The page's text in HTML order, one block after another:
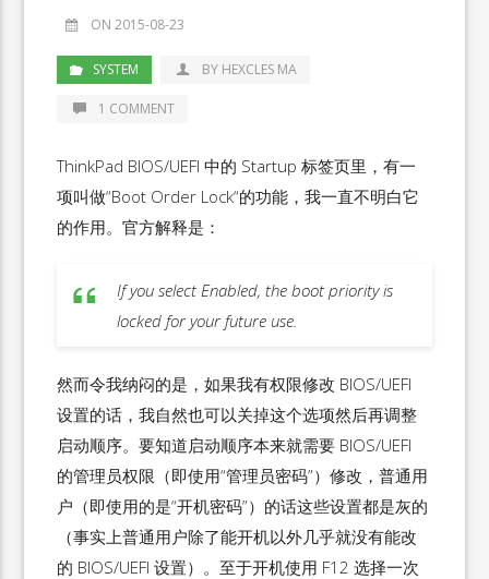
ON 2015-08-23
SYSTEM BY HEXCLES MA
1 COMMENT
ThinkPad BIOS/UEFI 中的 Startup 标签页里，有一
项叫做“Boot Order Lock“的功能，我一直不明白它
的作用。官方解释是：
If you select Enabled, the boot priority is
locked for your future use.
然而令我纳闷的是，如果我有权限修改 BIOS/UEFI
设置的话，我自然也可以关掉这个选项然后再调整
启动顺序。要知道启动顺序本来就需要 BIOS/UEFI
的管理员权限（即使用“管理员密码”）修改，普通用
户（即使用的是“开机密码”）的话这些设置都是灰的
（事实上普通用户除了能开机以外几乎就没有能改
的 BIOS/UEFI 设置）。至于开机使用 F12 选择一次